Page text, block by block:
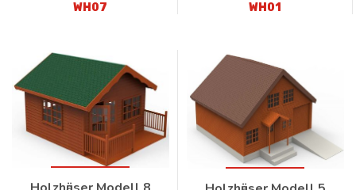
WH07 WH01